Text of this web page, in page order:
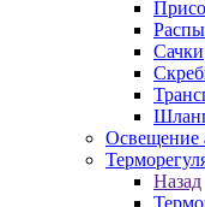
Сачки
Освещение
Назад